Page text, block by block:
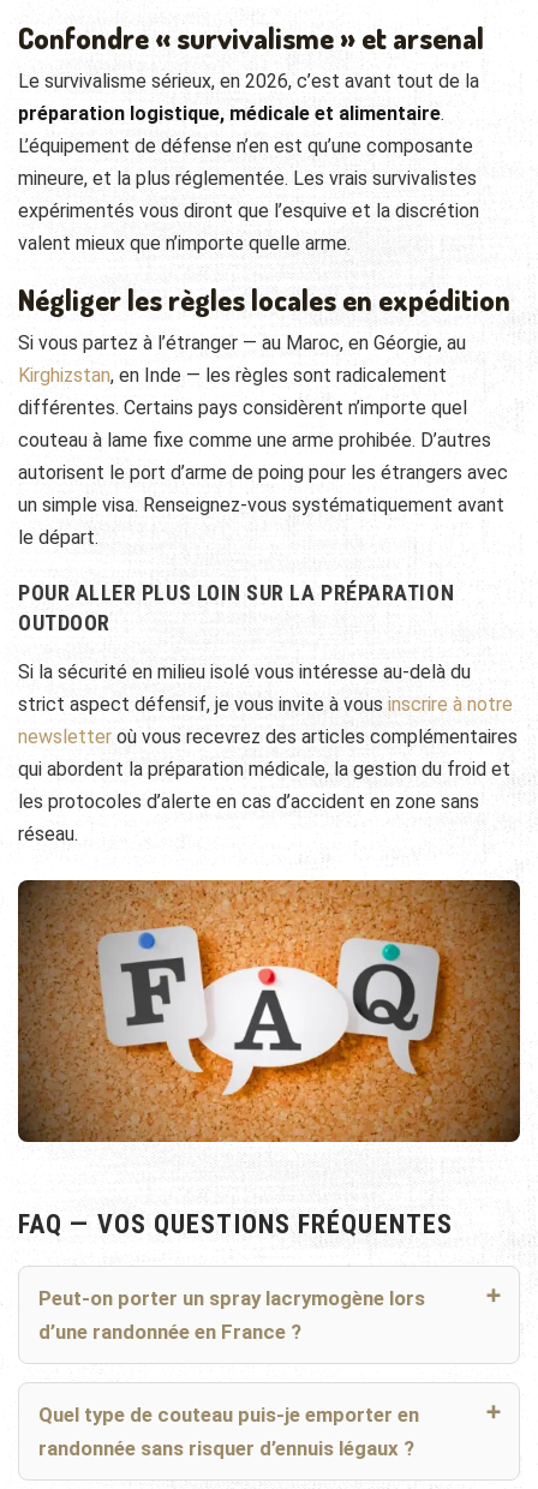
Confondre « survivalisme » et arsenal
Le survivalisme sérieux, en 2026, c’est avant tout de la
préparation logistique, médicale et alimentaire.
L’équipement de défense n’en est qu’une composante
mineure, et la plus réglementée. Les vrais survivalistes
expérimentés vous diront que l’esquive et la discrétion
valent mieux que n’importe quelle arme.
Négliger les règles locales en expédition
Si vous partez à l’étranger — au Maroc, en Géorgie, au
Kirghizstan, en Inde — les règles sont radicalement
différentes. Certains pays considèrent n’importe quel
couteau à lame fixe comme une arme prohibée. D’autres
autorisent le port d’arme de poing pour les étrangers avec
un simple visa. Renseignez-vous systématiquement avant
le départ.
POUR ALLER PLUS LOIN SUR LA PRÉPARATION
OUTDOOR
Si la sécurité en milieu isolé vous intéresse au-delà du
strict aspect défensif, je vous invite à vous inscrire à notre
newsletter où vous recevrez des articles complémentaires
qui abordent la préparation médicale, la gestion du froid et
les protocoles d’alerte en cas d’accident en zone sans
réseau.
FAQ — VOS QUESTIONS FRÉQUENTES
Peut-on porter un spray lacrymogène lors
d’une randonnée en France ?
Quel type de couteau puis-je emporter en
randonnée sans risquer d’ennuis légaux ?